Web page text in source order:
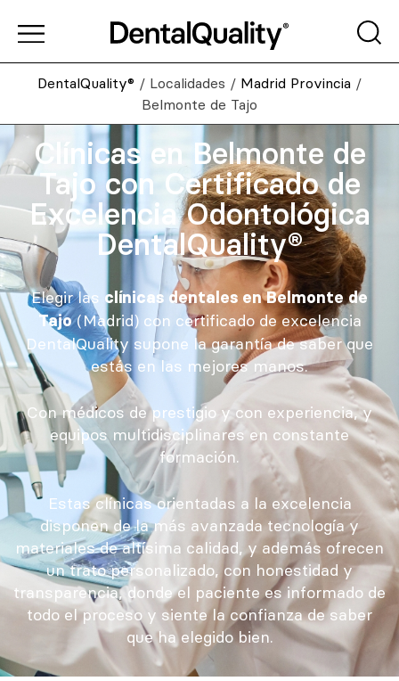
DentalQuality® / Localidades / Madrid Provincia /
Belmonte de Tajo
Clínicas en Belmonte de
Tajo con Certificado de
Excelencia Odontológica
DentalQuality®
Elegir las clínicas dentales en Belmonte de
Tajo(Madrid) con certificado de excelencia
DentalQuality supone la garantía de saber que
estás en las mejores manos.
Con médicos de prestigio y con experiencia, y
equipos multidisciplinares en constante
formación.
Estas clínicas orientadas a la excelencia
disponen de la más avanzada tecnología y
materiales de altísima calidad, y además ofrecen
un trato personalizado, con honestidad y
transparencia, donde el paciente es informado de
todo el proceso y siente la confianza de saber
que ha elegido bien.